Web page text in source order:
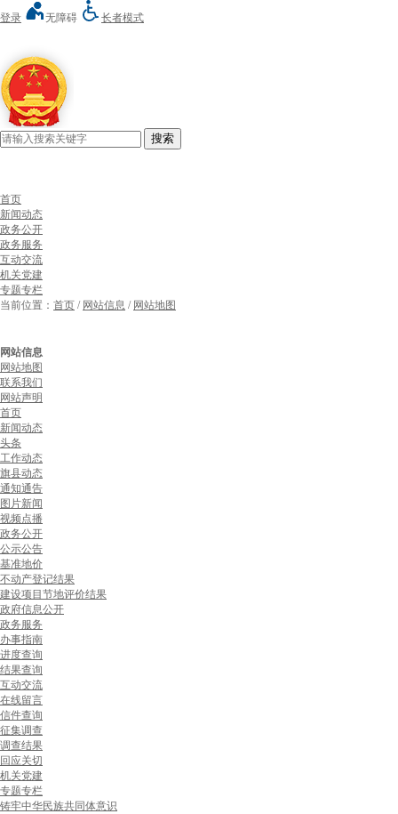
登录 无障碍 长者模式
搜索
首页
新闻动态
政务公开
政务服务
互动交流
机关党建
专题专栏
当前位置： 首页 / 网站信息 / 网站地图
网站信息
网站地图
联系我们
网站声明
首页
新闻动态
头条
工作动态
旗县动态
通知通告
图片新闻
视频点播
政务公开
公示公告
基准地价
不动产登记结果
建设项目节地评价结果
政府信息公开
政务服务
办事指南
进度查询
结果查询
互动交流
在线留言
信件查询
征集调查
调查结果
回应关切
机关党建
专题专栏
铸牢中华民族共同体意识